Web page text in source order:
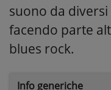
suono da
facendo parte
blues rock.
Info generiche